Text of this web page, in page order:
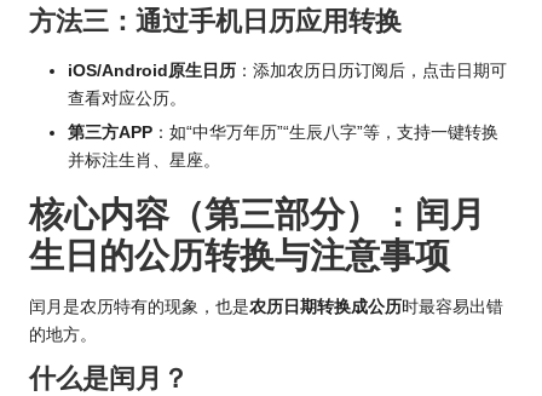
方法三：通过手机日历应用转换
iOS/Android原生日历 ：添加农 历日历订阅后，点击日期可
查看对应公历。
第三方APP ：如“中华万年历”“生辰八字”等，支持一键转换
并标注生肖 星座 。
核心内容（第三部分）：闰月
生日的公历转换与注意事项
闰月是农历特有的现象，也是农历日期转换成公历时最容易出错
的地方。
什么是闰月？